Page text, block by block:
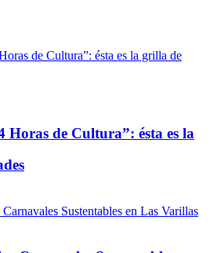
Horas de Cultura”: ésta es la